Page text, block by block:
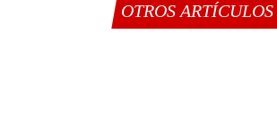
OTROS ARTÍCULOS